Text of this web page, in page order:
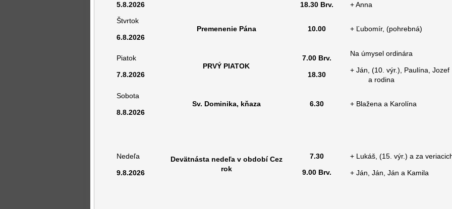
5.8.2026 18.30 Brv. + Anna
Štvrtok
6.8.2026
Premenenie Pána 10.00 + Ľubomír, (pohrebná)
Piatok
7.8.2026
PRVÝ PIATOK
7.00 Brv.
18.30
Na úmysel ordinára
+ Ján, (10. výr.), Paulína, Jozef
a rodina
Sobota
8.8.2026
Sv. Dominika, kňaza 6.30 + Blažena a Karolína
Nedeľa
9.8.2026
Devätnásta nedeľa v období Cez
rok
7.30
9.00 Brv.
+ Lukáš, (15. výr.) a za
+ Ján, Ján, Ján a Kamila